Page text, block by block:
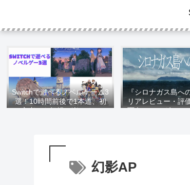
Switchで遊べるノベルゲーム3
選！10時間前後で1本道、初
心者でも気軽に楽しめる
『シロナガス島へ
リアレビュー・評
面白いマーダーミ
幻影AP